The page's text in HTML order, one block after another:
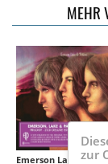
MEHR
zur